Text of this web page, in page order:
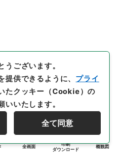
全画面
印刷
ダウンロード
概観図
うございます。
提供できるように、 プライ
たクッキー（Cookie）の
いいたします。
全て同意